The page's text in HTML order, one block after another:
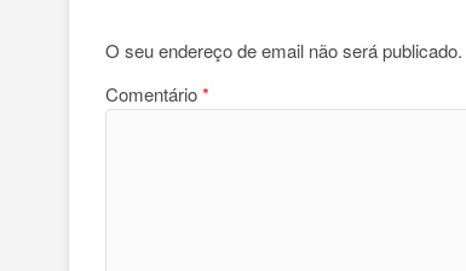
O seu endereço de email não será publicado.
Comentário*